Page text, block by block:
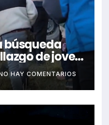
búsqueda
de joven
HAY COMENTARIOS